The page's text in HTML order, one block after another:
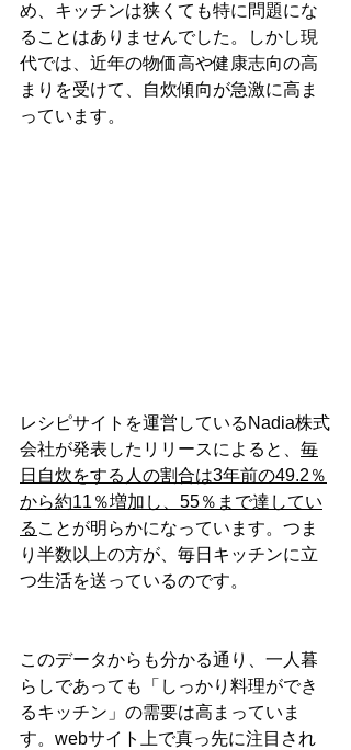
め、キッチンは狭くても特に問題にな
ることはありませんでした。しかし現
代では、近年の物価高や健康志向の高
まりを受けて、自炊傾向が急激に高ま
っています。
レシピサイトを運営しているNadia株式
会社が発表したリリースによると、 毎
日自炊をする人の割合は3年前の49.2％
から約11％増加し、55％まで達してい
る ことが明らかになっています。つま
り半数以上の方が、毎日キッチンに立
つ生活を送っているのです。
このデータからも分かる通り、一人暮
らしであっても「しっかり料理ができ
るキッチン」の需要は高まっていま
す。webサイト上で真っ先に注目され